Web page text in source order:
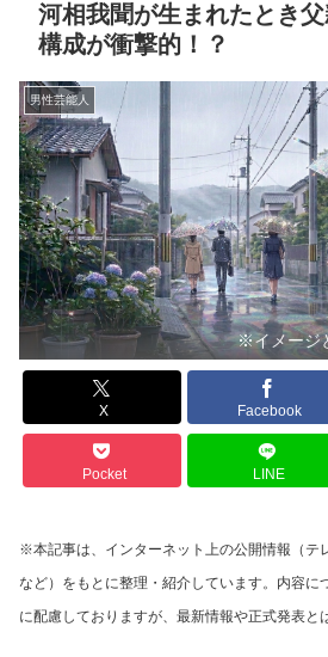
河相我聞が生まれたとき
構成が衝撃的！？
男性芸能人
※イメージ
X Facebook
Pocket LINE
※本記事は、インターネット上の公開情報（テ
など）をもとに整理・紹介しています。内容に
に配慮しておりますが、最新情報や正式発表と